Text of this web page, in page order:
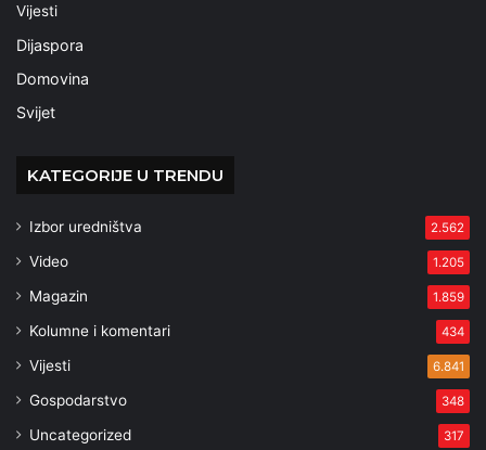
Vijesti
Dijaspora
Domovina
Svijet
KATEGORIJE U TRENDU
Izbor uredništva 2.562
Video 1.205
Magazin 1.859
Kolumne i komentari 434
Vijesti 6.841
Gospodarstvo 348
Uncategorized 317